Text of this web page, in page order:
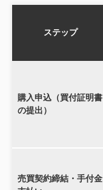
ステップ
購入申込（買付証明書
の提出）
売買契約締結・手付金